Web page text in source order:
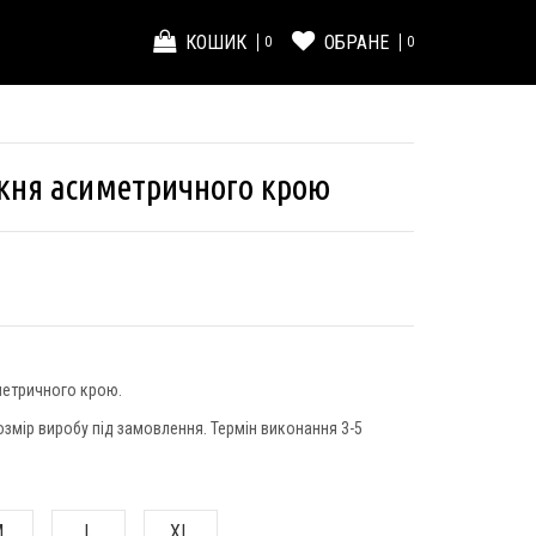
ОБРАНЕ 0
КОШИК 0
асиметричного крою
крою.
виробу під замовлення. Термін виконання 3-5